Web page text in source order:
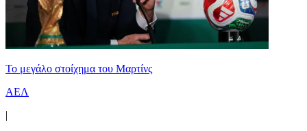
Το μεγάλο στοίχημα του Μαρτίνς
ΑΕΛ
|